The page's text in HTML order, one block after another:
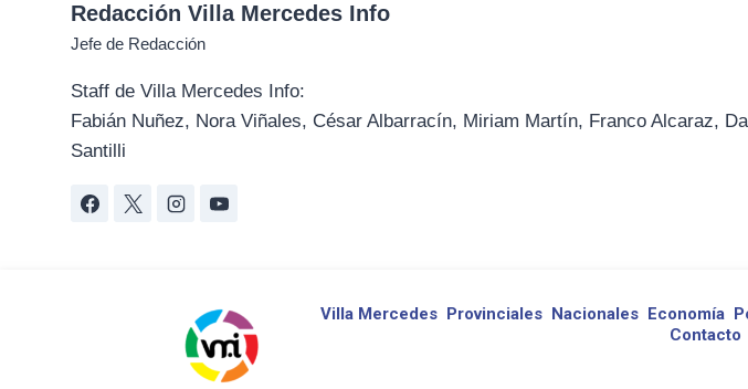
Redacción Villa Mercedes Info
Jefe de Redacción
Staff de Villa Mercedes Info:
Fabián Nuñez, Nora Viñales, César Albarracín, Miriam Martín, Franco Alcaraz,
Santilli
Villa Mercedes Provinciales Nacionales Economía
Contacto